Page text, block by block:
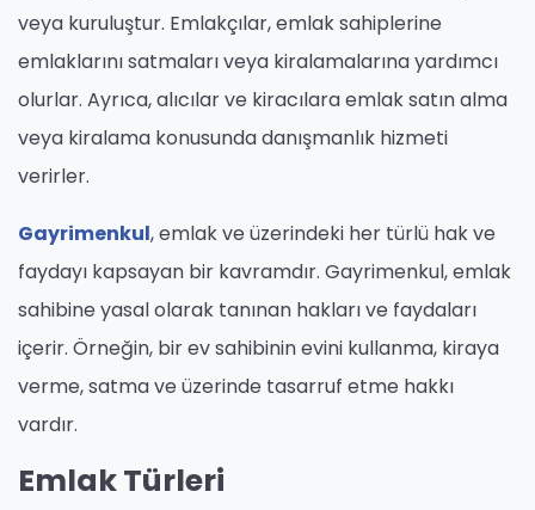
veya kuruluştur. Emlakçılar, emlak sahiplerine
emlaklarını satmaları veya kiralamalarına yardımcı
olurlar. Ayrıca, alıcılar ve kiracılara emlak satın alma
veya kiralama konusunda danışmanlık hizmeti
verirler.
Gayrimenkul, emlak ve üzerindeki her türlü hak ve
faydayı kapsayan bir kavramdır. Gayrimenkul, emlak
sahibine yasal olarak tanınan hakları ve faydaları
içerir. Örneğin, bir ev sahibinin evini kullanma, kiraya
verme, satma ve üzerinde tasarruf etme hakkı
vardır.
Emlak Türleri